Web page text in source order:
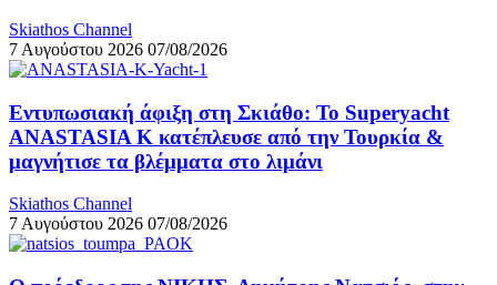
Skiathos Channel
7 Αυγούστου 2026 07/08/2026
Εντυπωσιακή άφιξη στη Σκιάθο: Το Superyacht
ANASTASIA K κατέπλευσε από την Τουρκία &
μαγνήτισε τα βλέμματα στο λιμάνι
Skiathos Channel
7 Αυγούστου 2026 07/08/2026